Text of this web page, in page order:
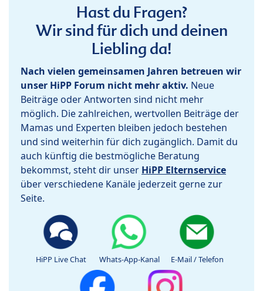
Hast du Fragen?
Wir sind für dich und deinen
Liebling da!
Nach vielen gemeinsamen Jahren betreuen wir
unser HiPP Forum nicht mehr aktiv. Neue
Beiträge oder Antworten sind nicht mehr
möglich. Die zahlreichen, wertvollen Beiträge der
Mamas und Experten bleiben jedoch bestehen
und sind weiterhin für dich zugänglich. Damit du
auch künftig die bestmögliche Beratung
bekommst, steht dir unser HiPP Elternservice
über verschiedene Kanäle jederzeit gerne zur
Seite.
HiPP Live Chat Whats-App-Kanal E-Mail / Telefon